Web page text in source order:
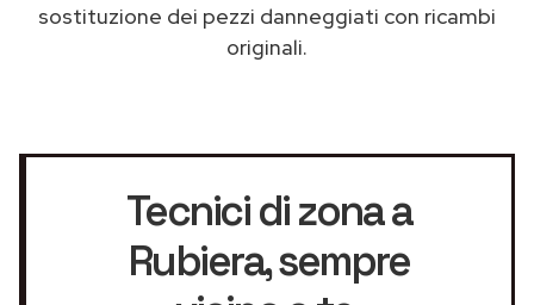
sostituzione dei pezzi danneggiati con ricambi
originali.
Tecnici di zona a
Rubiera, sempre